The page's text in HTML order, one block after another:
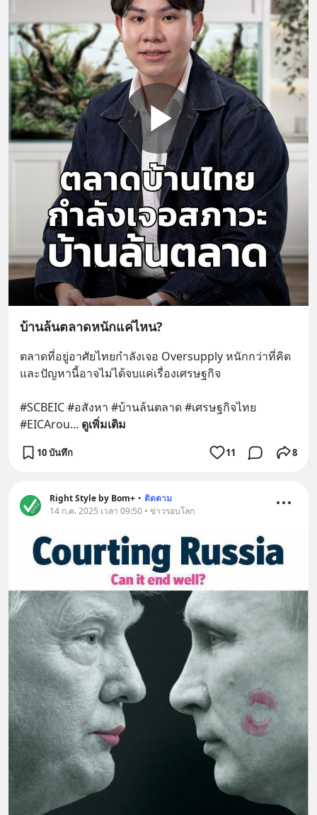
บ้านล้นตลาดหนักแค่ไหน?
ตลาดที่อยู่อาศัยไทยกำลังเจอ Oversupply หนักกว่าที่คิด
และปัญหานี้อาจไม่ได้จบแค่เรื่องเศรษฐกิจ
#SCBEIC #อสังหา #บ้านล้นตลาด #เศรษฐกิจไทย
#EICArou... ดูเพิ่มเติม
10 บันทึก 11 8
Right Style by Bom+ • ติดตาม
14 ก.ค. 2025 เวลา 09:50 • ข่าวรอบโลก